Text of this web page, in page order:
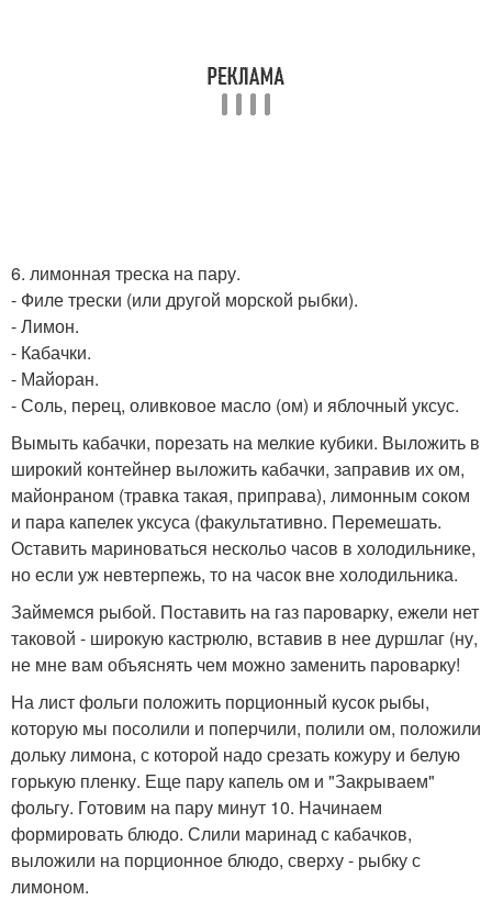
6. лимонная треска на пару.
- Филе трески (или другой морской рыбки).
- Лимон.
- Кабачки.
- Майоран.
- Соль, перец, оливковое масло (ом) и яблочный уксус.
Вымыть кабачки, порезать на мелкие кубики. Выложить в
широкий контейнер выложить кабачки, заправив их ом,
майонраном (травка такая, приправа), лимонным соком
и пара капелек уксуса (факультативно. Перемешать.
Оставить мариноваться нескольо часов в холодильнике,
но если уж невтерпежь, то на часок вне холодильника.
Займемся рыбой. Поставить на газ пароварку, ежели нет
таковой - широкую кастрюлю, вставив в нее дуршлаг (ну,
не мне вам объяснять чем можно заменить пароварку!
На лист фольги положить порционный кусок рыбы,
которую мы посолили и поперчили, полили ом, положили
дольку лимона, с которой надо срезать кожуру и белую
горькую пленку. Еще пару капель ом и "Закрываем"
фольгу. Готовим на пару минут 10. Начинаем
формировать блюдо. Слили маринад с кабачков,
выложили на порционное блюдо, сверху - рыбку с
лимоном.